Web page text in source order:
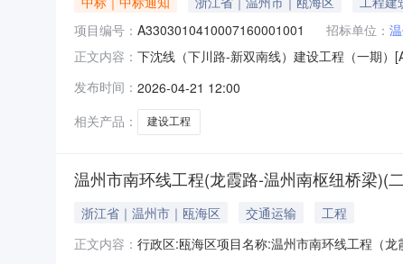
项目编号： A3303010410007160001001 招标单位：
正文内容： 下沈线（下川路-新双南线）建设工程（一期
温州市·瓯海区联系人:毛海斌联系人:金乐俊电
发布时间： 2026-04-21 12:00
相关产品：
建设工程
温州市南环线工程(龙霞路-温州南枢纽桥梁)(
浙江省｜温州市｜瓯海区 交通运输
工程
正文内容： 行政区:瓯海区项目名称:温州市南环线工程（